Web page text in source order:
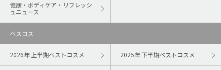
健康・ボディケア・リフレッシ
ュニュース
ベスコス
2026年 上半期ベストコスメ 2025年 下半期ベストコスメ